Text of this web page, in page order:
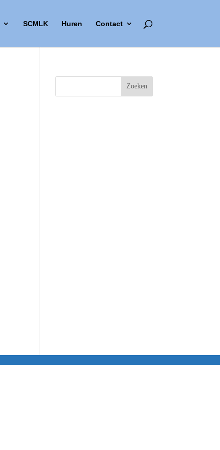
SCMLK Huren Contact